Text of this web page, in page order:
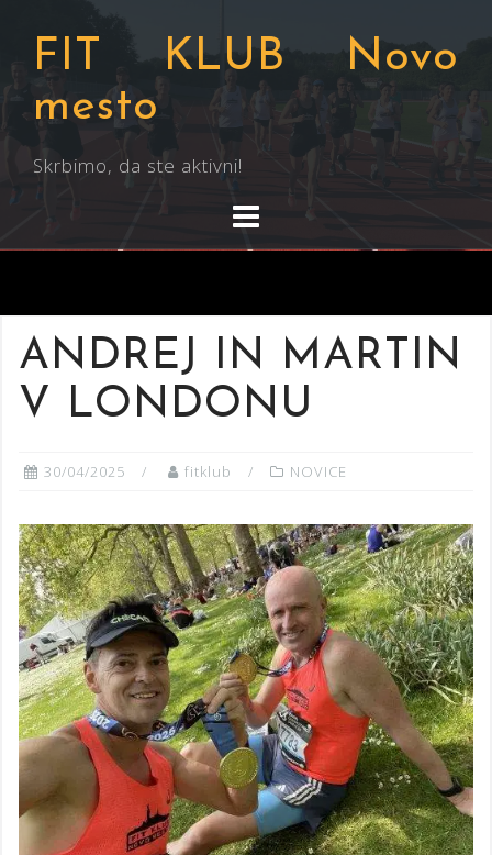
contentFIT KLUB Novo
mesto
Skrbimo, da ste aktivni!
ANDREJ IN MARTIN
V LONDONU
30/04/2025 fitklub NOVICE